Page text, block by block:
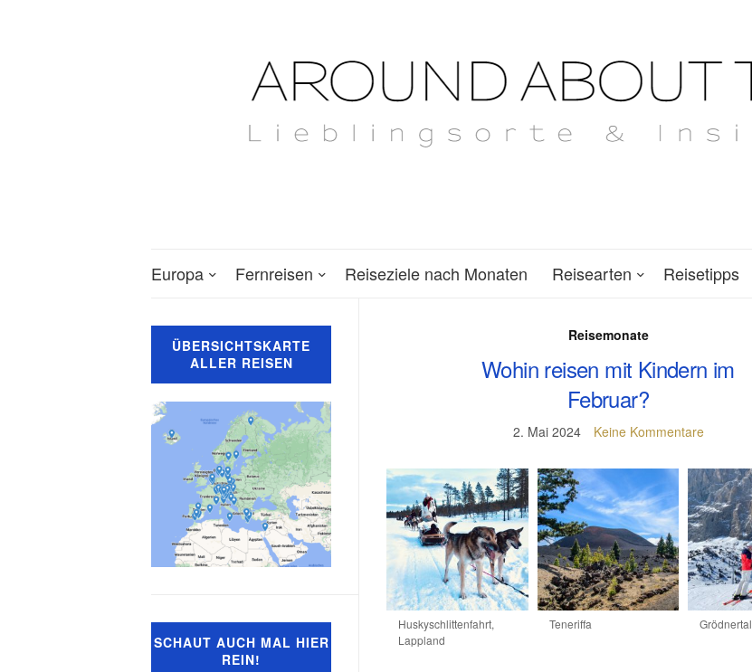
Europa Fernreisen Reiseziele nach Monaten Reisearten Reisetipps
Reisemonate
Wohin reisen mit Kindern im
Februar?
2. Mai 2024 Keine Kommentare
Huskyschlittenfahrt,
Lappland
Teneriffa Grödnertal
ÜBERSICHTSKARTE
ALLER REISEN
SCHAUT AUCH MAL HIER
REIN!